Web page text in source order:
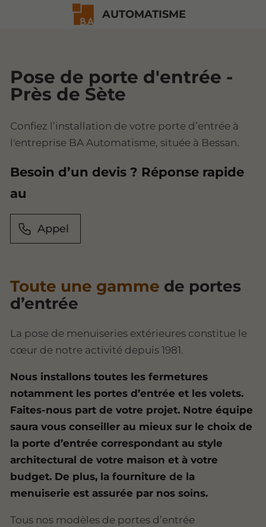
AUTOMATISME
Pose de porte d'entrée -
Près de Sète
Confiez l’installation de votre porte d’entrée à
l'entreprise BA Automatisme, située à Bessan.
Besoin d’un devis ? Réponse rapide
au
Appel
Toute une gamme de portes
d’entrée
La pose de menuiseries extérieures constitue le
cœur de notre activité depuis 1981.
Nous installons toutes les fermetures
notamment les portes d’entrée et les volets.
Faites-nous part de votre projet. Notre équipe
saura vous conseiller au mieux sur le choix de
la porte d’entrée correspondant au style
architectural de votre maison et à votre
budget. De plus, la fourniture de la
menuiserie est assurée par nos soins.
Tous nos modèles de portes d’entrée